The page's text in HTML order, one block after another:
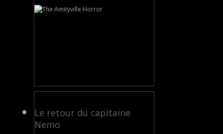
Le retour du capitaine
Nemo